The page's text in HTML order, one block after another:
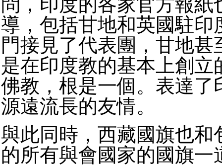
導，包括甘地和英國駐印
門接見了代表團，甘地甚
是在印度教的基本上創立
佛教，根是一個。表達了
源遠流長的友情。
與此同時，西藏國旗也和
的所有與會國家的國旗一